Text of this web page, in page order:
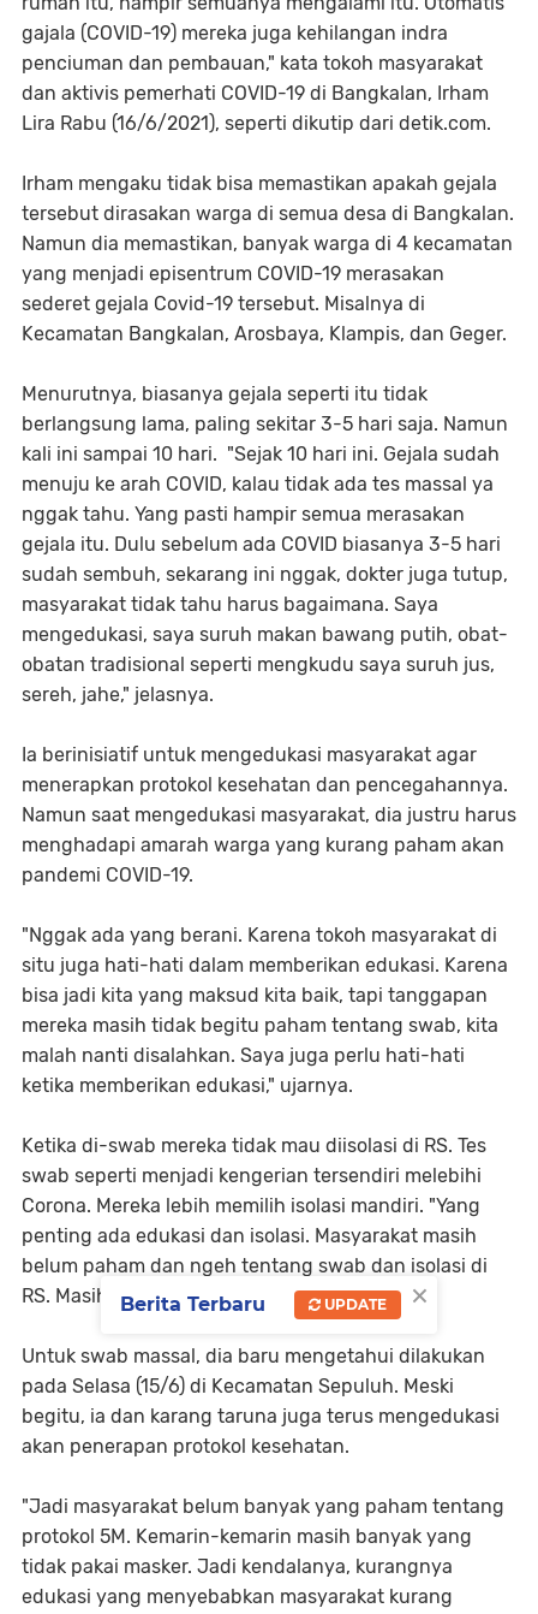
gajala (COVID-19) mereka juga kehilangan indra
penciuman dan pembauan," kata tokoh masyarakat
dan aktivis pemerhati COVID-19 di Bangkalan, Irham
Lira Rabu (16/6/2021), seperti dikutip dari detik.com.
Irham mengaku tidak bisa memastikan apakah gejala
tersebut dirasakan warga di semua desa di Bangkalan.
Namun dia memastikan, banyak warga di 4 kecamatan
yang menjadi episentrum COVID-19 merasakan
sederet gejala Covid-19 tersebut. Misalnya di
Kecamatan Bangkalan, Arosbaya, Klampis, dan Geger.
Menurutnya, biasanya gejala seperti itu tidak
berlangsung lama, paling sekitar 3-5 hari saja. Namun
kali ini sampai 10 hari. "Sejak 10 hari ini. Gejala sudah
menuju ke arah COVID, kalau tidak ada tes massal ya
nggak tahu. Yang pasti hampir semua merasakan
gejala itu. Dulu sebelum ada COVID biasanya 3-5 hari
sudah sembuh, sekarang ini nggak, dokter juga tutup,
masyarakat tidak tahu harus bagaimana. Saya
mengedukasi, saya suruh makan bawang putih, obat-
obatan tradisional seperti mengkudu saya suruh jus,
sereh, jahe," jelasnya.
Ia berinisiatif untuk mengedukasi masyarakat agar
menerapkan protokol kesehatan dan pencegahannya.
Namun saat mengedukasi masyarakat, dia justru harus
menghadapi amarah warga yang kurang paham akan
pandemi COVID-19.
"Nggak ada yang berani. Karena tokoh masyarakat di
situ juga hati-hati dalam memberikan edukasi. Karena
bisa jadi kita yang maksud kita baik, tapi tanggapan
mereka masih tidak begitu paham tentang swab, kita
malah nanti disalahkan. Saya juga perlu hati-hati
ketika memberikan edukasi," ujarnya.
Ketika di-swab mereka tidak mau diisolasi di RS. Tes
swab seperti menjadi kengerian tersendiri melebihi
Corona. Mereka lebih memilih isolasi mandiri. "Yang
penting ada edukasi dan isolasi. Masyarakat masih
belum paham dan ngeh tentang swab dan isolasi di
RS. Masih susah," tambahnya.
Untuk swab massal, dia baru mengetahui dilakukan
pada Selasa (15/6) di Kecamatan Sepuluh. Meski
begitu, ia dan karang taruna juga terus mengedukasi
akan penerapan protokol kesehatan.
"Jadi masyarakat belum banyak yang paham tentang
protokol 5M. Kemarin-kemarin masih banyak yang
tidak pakai masker. Jadi kendalanya, kurangnya
edukasi yang menyebabkan masyarakat kurang
×
Berita Terbaru UPDATE